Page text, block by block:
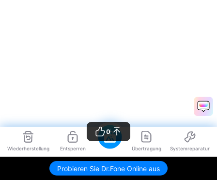
Wiederherstellung Entsperren Übertragung Systemreparatur
Probieren Sie Dr.Fone Online aus
0